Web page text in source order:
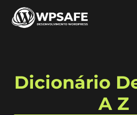
Dicionário
A Z